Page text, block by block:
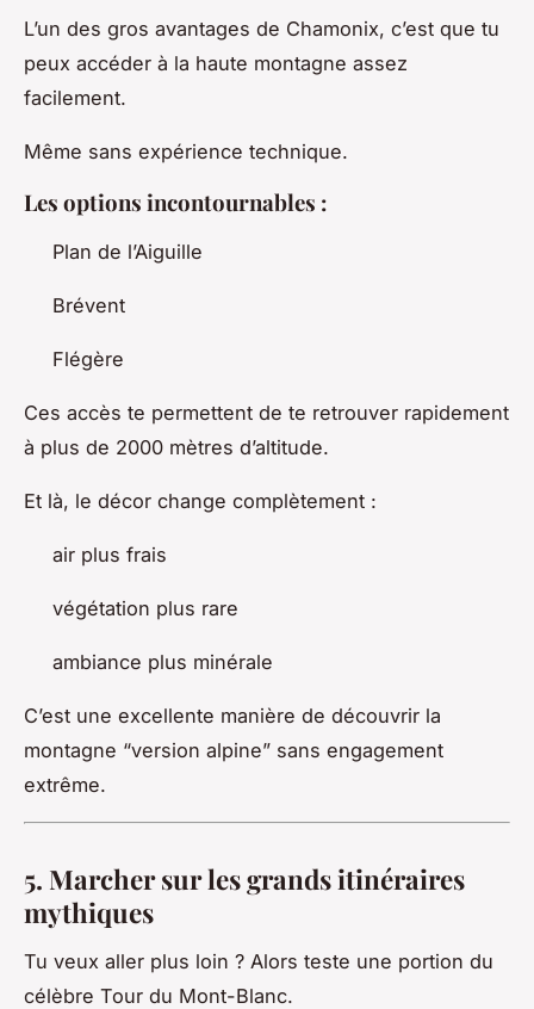
L’un des gros avantages de Chamonix, c’est que tu
peux accéder à la haute montagne assez
facilement.
Même sans expérience technique.
Les options incontournables :
Plan de l’Aiguille
Brévent
Flégère
Ces accès te permettent de te retrouver rapidement
à plus de 2000 mètres d’altitude.
Et là, le décor change complètement :
air plus frais
végétation plus rare
ambiance plus minérale
C’est une excellente manière de découvrir la
montagne “version alpine” sans engagement
extrême.
5. Marcher sur les grands itinéraires
mythiques
Tu veux aller plus loin ? Alors teste une portion du
célèbre Tour du Mont-Blanc.